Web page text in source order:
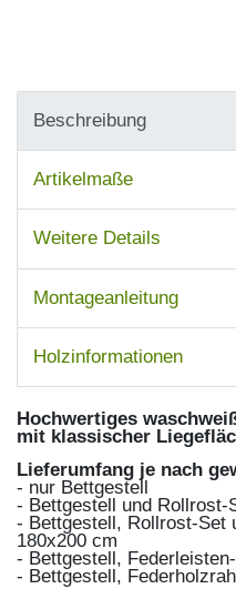
Beschreibung
Artikelmaße
Weitere Details
Montageanleitung
Holzinformationen
Hochwertiges
mit klassischer
Lieferumfang je nach
- nur Bettgestell
- Bettgestell und Rollrost-
- Bettgestell, Rollrost-Set
180x200 cm
- Bettgestell,
- Bettgestell,